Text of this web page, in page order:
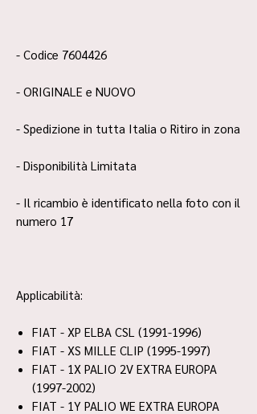
- Codice 7604426
- ORIGINALE e NUOVO
- Spedizione in tutta Italia o Ritiro in zona
- Disponibilità Limitata
- Il ricambio è identificato nella foto con il
numero 17
Applicabilità:
FIAT - XP ELBA CSL (1991-1996)
FIAT - XS MILLE CLIP (1995-1997)
FIAT - 1X PALIO 2V EXTRA EUROPA
(1997-2002)
FIAT - 1Y PALIO WE EXTRA EUROPA